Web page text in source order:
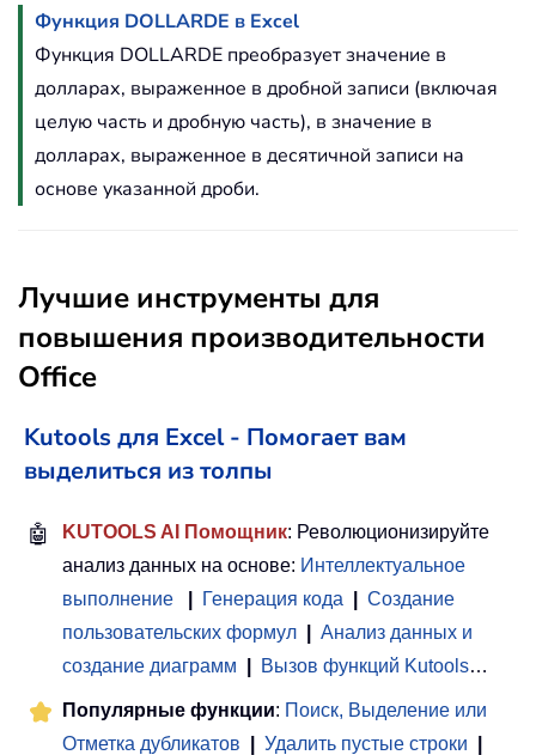
Функция DOLLARDE в Excel
Функция DOLLARDE преобразует значение в
долларах, выраженное в дробной записи (включая
целую часть и дробную часть), в значение в
долларах, выраженное в десятичной записи на
основе указанной дроби.
Лучшие инструменты для
повышения производительности
Office
Kutools для Excel - Помогает вам
выделиться из толпы
🤖 KUTOOLS AI Помощник: Революционизируйте
анализ данных на основе: Интеллектуальное
выполнение
Генерация кода
Создание
пользовательских формул
Анализ данных и
создание диаграмм
Вызов функций Kutools…
Популярные функции: Поиск, Выделение или
Отметка дубликатов
Удалить пустые строки